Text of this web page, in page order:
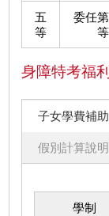
五
等
委任
等
身障特考福
子女學費補助
假別計算說明
學制